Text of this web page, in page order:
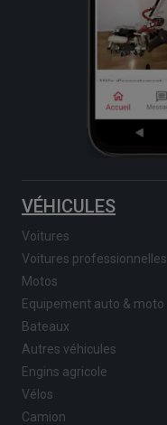
VÉHICULES
Voitures
Voitures professionnelles
Motos
Equipement auto & moto
Bateaux
Autres véhicules
Engins agricole
Vélos
Camion